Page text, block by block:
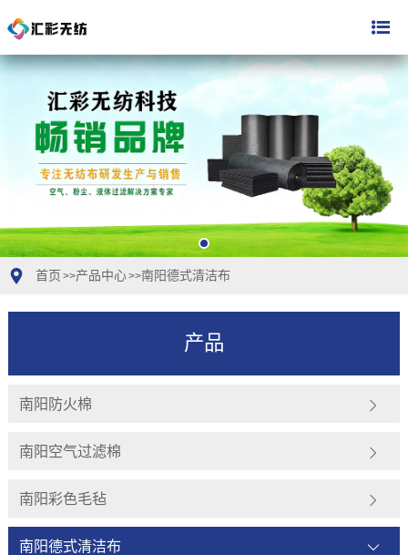
首页 >>产品中心>>南阳德式清洁布
产品
南阳防火棉
南阳空气过滤棉
南阳彩色毛毡
南阳德式清洁布